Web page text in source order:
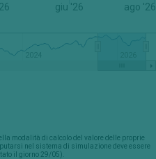
giu '26 ago '26
modalità di calcolo del valore delle proprie
nel sistema di simulazione deve essere
il giorno 29/05).